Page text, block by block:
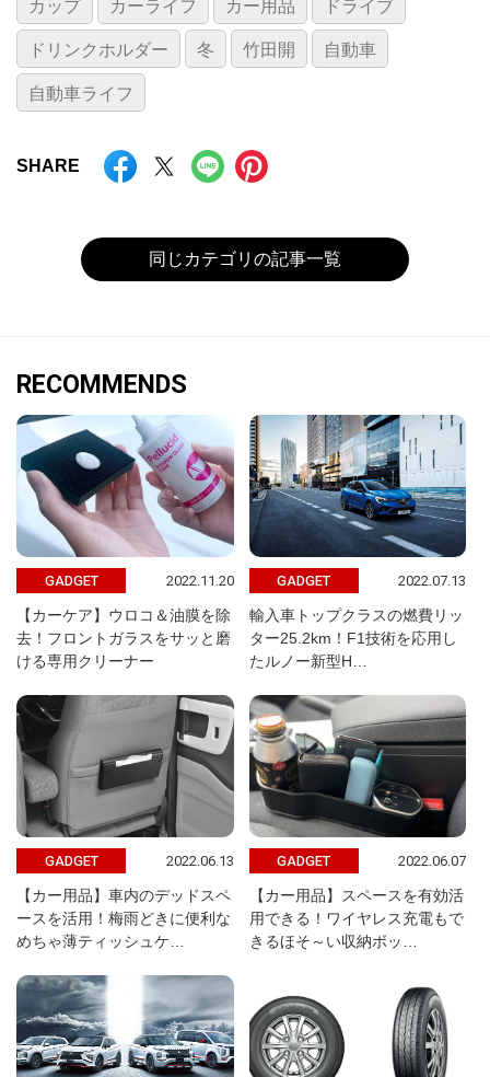
カップ カーライフ カー用品 ドライブ
ドリンクホルダー 冬 竹田開 自動車
自動車ライフ
SHARE
同じカテゴリの記事一覧
RECOMMENDS
GADGET 2022.11.20
【カーケア】ウロコ＆油膜を除
去！フロントガラスをサッと磨
ける専用クリーナー
GADGET 2022.07.13
輸入車トップクラスの燃費リッ
ター25.2km！F1技術を応用し
たルノー新型H…
GADGET 2022.06.13
【カー用品】車内のデッドスペ
ースを活用！梅雨どきに便利な
めちゃ薄ティッシュケ…
GADGET 2022.06.07
【カー用品】スペースを有効活
用できる！ワイヤレス充電もで
きるほそ～い収納ボッ…